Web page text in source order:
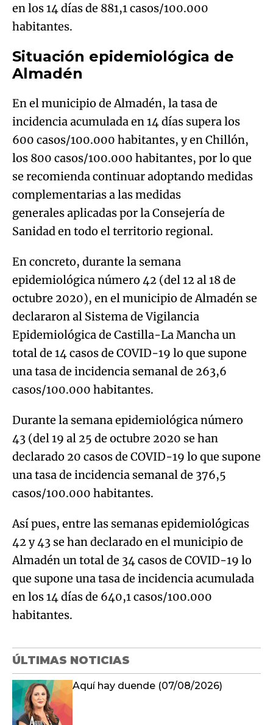
en los 14 días de 881,1 casos/100.000
habitantes.
Situación epidemiológica de
Almadén
En el municipio de Almadén, la tasa de
incidencia acumulada en 14 días supera los
600 casos/100.000 habitantes, y en Chillón,
los 800 casos/100.000 habitantes, por lo que
se recomienda continuar adoptando medidas
complementarias a las medidas
generales aplicadas por la Consejería de
Sanidad en todo el territorio regional.
En concreto, durante la semana
epidemiológica número 42 (del 12 al 18 de
octubre 2020), en el municipio de Almadén se
declararon al Sistema de Vigilancia
Epidemiológica de Castilla-La Mancha un
total de 14 casos de COVID-19 lo que supone
una tasa de incidencia semanal de 263,6
casos/100.000 habitantes.
Durante la semana epidemiológica número
43 (del 19 al 25 de octubre 2020 se han
declarado 20 casos de COVID-19 lo que supone
una tasa de incidencia semanal de 376,5
casos/100.000 habitantes.
Así pues, entre las semanas epidemiológicas
42 y 43 se han declarado en el municipio de
Almadén un total de 34 casos de COVID-19 lo
que supone una tasa de incidencia acumulada
en los 14 días de 640,1 casos/100.000
habitantes.
ÚLTIMAS NOTICIAS
Aquí hay duende (07/08/2026)